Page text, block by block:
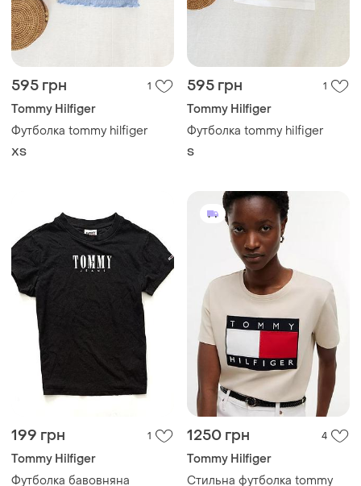
595 грн 1
Tommy Hilfiger
Футболка tommy hilfiger
ХS
595 грн 1
Tommy Hilfiger
Футболка tommy hilfiger
S
199 грн 1
Tommy Hilfiger
Футболка бавовняна
1250 грн 4
Tommy Hilfiger
Стильна футболка tommy